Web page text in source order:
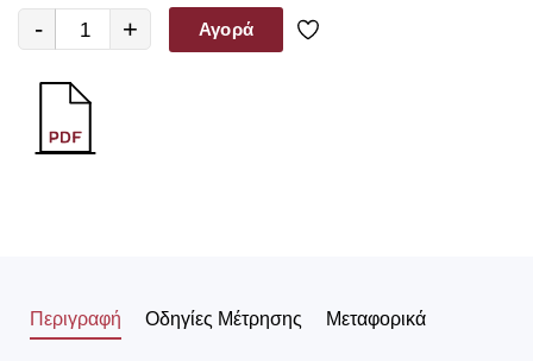
- + Αγορά
Περιγραφή Οδηγίες Μέτρησης Μεταφορικά